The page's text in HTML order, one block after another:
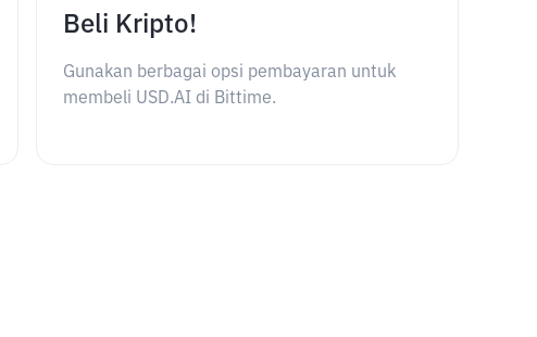
Beli Kripto!
Gunakan berbagai opsi pembayaran untuk
membeli USD.AI di Bittime.